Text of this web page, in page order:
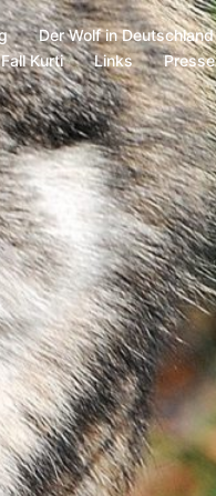
Der Wolf in Deutschland
Fall Kurti Links Presse